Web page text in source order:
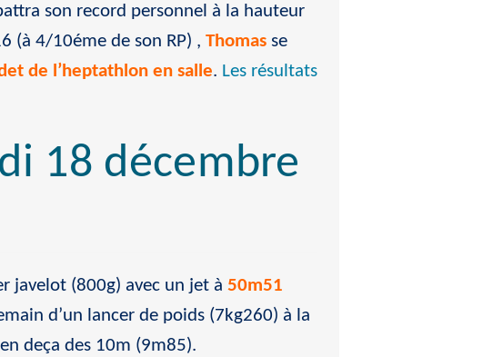
son record personnel à la hauteur
(à 4/10éme de son RP) , Thomas se
de l’heptathlon en salle. Les résultats
18 décembre
javelot (800g) avec un jet à 50m51
d’un lancer de poids (7kg260) à la
deça des 10m (9m85).